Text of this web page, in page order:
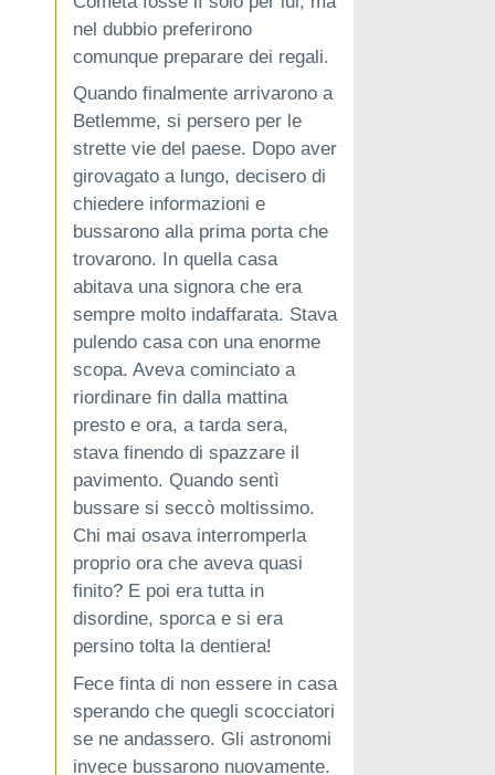
nel dubbio preferirono
comunque preparare dei regali.
Quando finalmente arrivarono a
Betlemme, si persero per le
strette vie del paese. Dopo aver
girovagato a lungo, decisero di
chiedere informazioni e
bussarono alla prima porta che
trovarono. In quella casa
abitava una signora che era
sempre molto indaffarata. Stava
pulendo casa con una enorme
scopa. Aveva cominciato a
riordinare fin dalla mattina
presto e ora, a tarda sera,
stava finendo di spazzare il
pavimento. Quando sentì
bussare si seccò moltissimo.
Chi mai osava interromperla
proprio ora che aveva quasi
finito? E poi era tutta in
disordine, sporca e si era
persino tolta la dentiera!
Fece finta di non essere in casa
sperando che quegli scocciatori
se ne andassero. Gli astronomi
invece bussarono nuovamente.